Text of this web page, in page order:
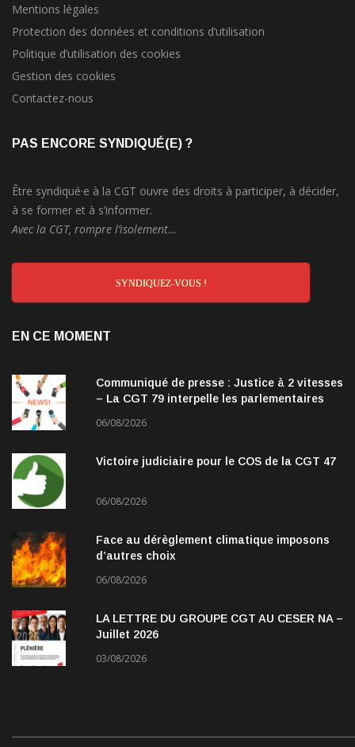
Mentions légales
Protection des données et conditions d’utilisation
Politique d’utilisation des cookies
Gestion des cookies
Contactez-nous
PAS ENCORE SYNDIQUÉ(E) ?
Être syndiqué·e à la CGT ouvre des droits à participer, à décider,
à se former et à s’informer.
Avec la CGT, rompre l’isolement…
SYNDIQUEZ-VOUS !
EN CE MOMENT
Communiqué de presse : Justice à 2 vitesses
– La CGT 79 interpelle les parlementaires
06/08/2026
Victoire judiciaire pour le COS de la CGT 47
06/08/2026
Face au dérèglement climatique imposons
d’autres choix
06/08/2026
LA LETTRE DU GROUPE CGT AU CESER NA –
Juillet 2026
03/08/2026